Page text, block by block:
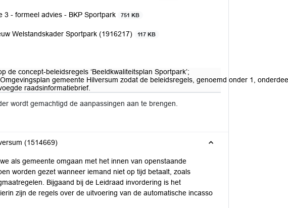
3 - formeel advies - BKP Sportpark 751 KB
Welstandskader Sportpark (1916217) 117 KB
de concept-beleidsregels ‘Beeldkwaliteitsplan Sportpark’;
gemeente Hilversum zodat de beleidsregels, genoemd onder 1,
raadsinformatiebrief.
wordt gemachtigd de aanpassingen aan te brengen.
(1514669)
als gemeente omgaan met het innen van openstaande
worden gezet wanneer iemand niet op tijd betaalt, zoals
Bijgaand bij de Leidraad invordering is het
zijn de regels over de uitvoering van de automatische incasso